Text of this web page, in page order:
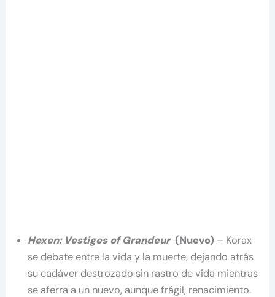
Hexen: Vestiges of Grandeur(Nuevo) – Korax
se debate entre la vida y la muerte, dejando atrás
su cadáver destrozado sin rastro de vida mientras
se aferra a un nuevo, aunque frágil, renacimiento.